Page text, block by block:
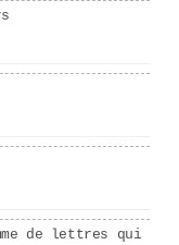
de lettres qui